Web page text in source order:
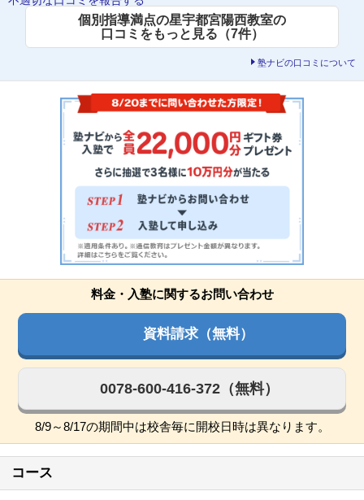
個別指導満点の星宇都宮陽西教室の
口コミをもっと見る（7件）
塾ナビの口コミについて
料金・入塾に関するお問い合わせ
資料請求（無料）
0078-600-416-372（無料）
8/9～8/17の期間中は校舎毎に開校日時は異なります。
コース